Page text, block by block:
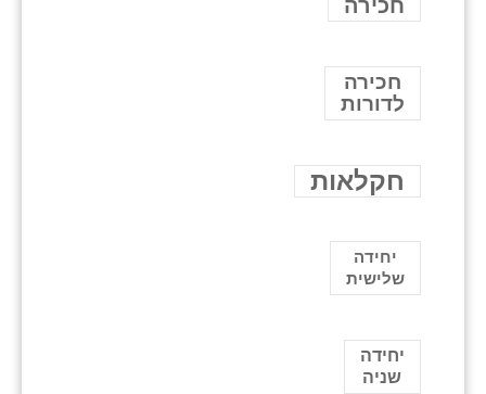
חכירה
חכירה
לדורות
חקלאות
יחידה
שלישית
יחידה
שניה